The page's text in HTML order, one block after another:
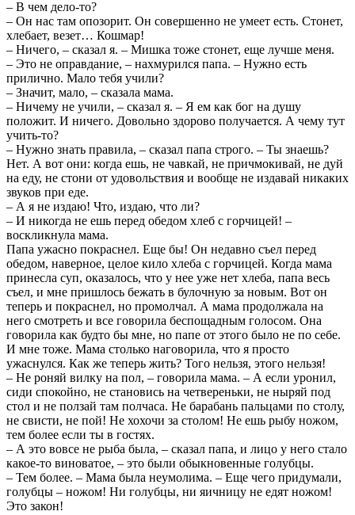
– В чем дело-то?
– Он нас там опозорит. Он совершенно не умеет есть. Стонет,
хлебает, везет… Кошмар!
– Ничего, – сказал я. – Мишка тоже стонет, еще лучше меня.
– Это не оправдание, – нахмурился папа. – Нужно есть
прилично. Мало тебя учили?
– Значит, мало, – сказала мама.
– Ничему не учили, – сказал я. – Я ем как бог на душу
положит. И ничего. Довольно здорово получается. А чему тут
учить-то?
– Нужно знать правила, – сказал папа строго. – Ты знаешь?
Нет. А вот они: когда ешь, не чавкай, не причмокивай, не дуй
на еду, не стони от удовольствия и вообще не издавай никаких
звуков при еде.
– А я не издаю! Что, издаю, что ли?
– И никогда не ешь перед обедом хлеб с горчицей! –
воскликнула мама.
Папа ужасно покраснел. Еще бы! Он недавно съел перед
обедом, наверное, целое кило хлеба с горчицей. Когда мама
принесла суп, оказалось, что у нее уже нет хлеба, папа весь
съел, и мне пришлось бежать в булочную за новым. Вот он
теперь и покраснел, но промолчал. А мама продолжала на
него смотреть и все говорила беспощадным голосом. Она
говорила как будто бы мне, но папе от этого было не по себе.
И мне тоже. Мама столько наговорила, что я просто
ужаснулся. Как же теперь жить? Того нельзя, этого нельзя!
– Не роняй вилку на пол, – говорила мама. – А если уронил,
сиди спокойно, не становись на четвереньки, не ныряй под
стол и не ползай там полчаса. Не барабань пальцами по столу,
не свисти, не пой! Не хохочи за столом! Не ешь рыбу ножом,
тем более если ты в гостях.
– А это вовсе не рыба была, – сказал папа, и лицо у него стало
какое-то виноватое, – это были обыкновенные голубцы.
– Тем более. – Мама была неумолима. – Еще чего придумали,
голубцы – ножом! Ни голубцы, ни яичницу не едят ножом!
Это закон!